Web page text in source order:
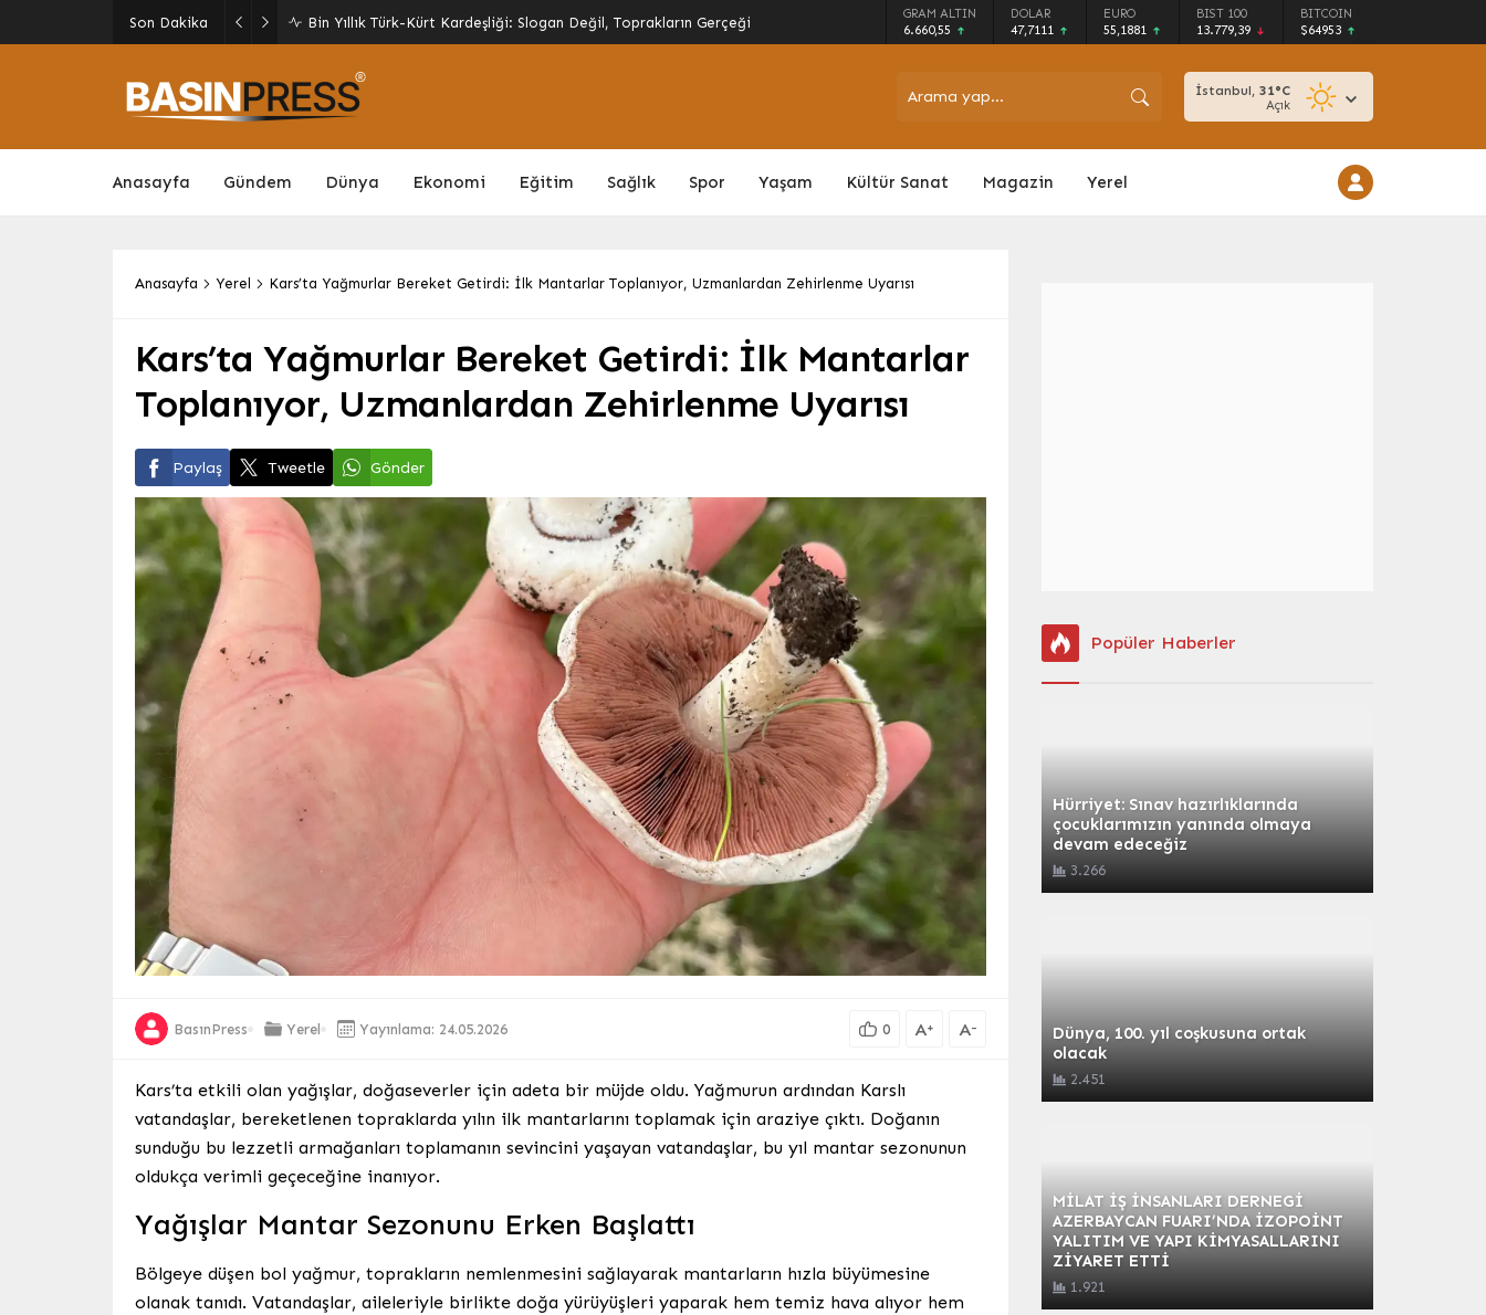
Son Dakika
İSDEMİR’den Sürdürülebilir Büyüme Hamlesi: Üretim Kapasitesi ve
Enerji Verimliliğine Odaklanıldı
GRAM ALTIN
6.660,55
DOLAR
47,7111
EURO
55,1881
BIST 100
13.779,39
BITCOIN
$64953
İstanbul, 31°C
Açık
Anasayfa Gündem Dünya Ekonomi Eğitim Sağlık Spor Yaşam Kültür Sanat Magazin Yerel
Anasayfa Yerel Kars’ta Yağmurlar Bereket Getirdi: İlk Mantarlar Toplanıyor, Uzmanlardan Zehirlenme Uyarısı
Kars’ta Yağmurlar Bereket Getirdi: İlk Mantarlar
Toplanıyor, Uzmanlardan Zehirlenme Uyarısı
Paylaş Tweetle Gönder
BasınPress Yerel Yayınlama: 24.05.2026 0 A+ A-
Kars’ta etkili olan yağışlar, doğaseverler için adeta bir müjde oldu. Yağmurun ardından Karslı
vatandaşlar, bereketlenen topraklarda yılın ilk mantarlarını toplamak için araziye çıktı. Doğanın
sunduğu bu lezzetli armağanları toplamanın sevincini yaşayan vatandaşlar, bu yıl mantar sezonunun
oldukça verimli geçeceğine inanıyor.
Yağışlar Mantar Sezonunu Erken Başlattı
Bölgeye düşen bol yağmur, toprakların nemlenmesini sağlayarak mantarların hızla büyümesine
olanak tanıdı. Vatandaşlar, aileleriyle birlikte doğa yürüyüşleri yaparak hem temiz hava alıyor hem
Popüler Haberler
Hürriyet: Sınav hazırlıklarında
çocuklarımızın yanında olmaya
devam edeceğiz
3.266
Dünya, 100. yıl coşkusuna ortak
olacak
2.451
MİLAT İŞ İNSANLARI DERNEGİ
AZERBAYCAN FUARI’NDA İZOPOİNT
YALITIM VE YAPI KİMYASALLARINI
ZİYARET ETTİ
1.921